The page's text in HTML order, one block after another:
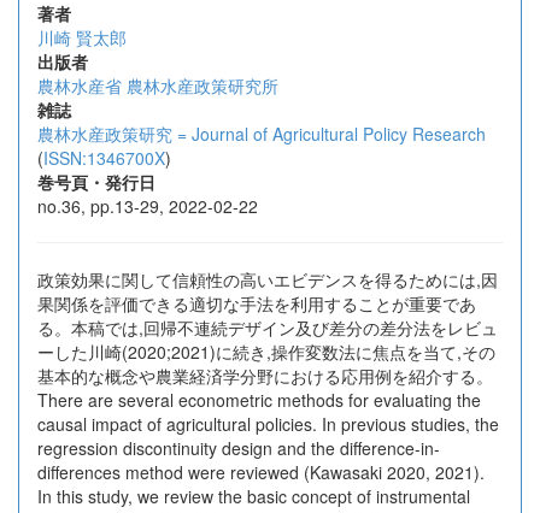
著者
川崎 賢太郎
出版者
農林水産省 農林水産政策研究所
雑誌
農林水産政策研究 = Journal of Agricultural Policy Research
(ISSN:1346700X)
巻号頁・発行日
no.36, pp.13-29, 2022-02-22
政策効果に関して信頼性の高いエビデンスを得るためには,因
果関係を評価できる適切な手法を利用することが重要であ
る。本稿では,回帰不連続デザイン及び差分の差分法をレビュ
ーした川崎(2020;2021)に続き,操作変数法に焦点を当て,その
基本的な概念や農業経済学分野における応用例を紹介する。
There are several econometric methods for evaluating the
causal impact of agricultural policies. In previous studies, the
regression discontinuity design and the difference-in-
differences method were reviewed (Kawasaki 2020, 2021).
In this study, we review the basic concept of instrumental